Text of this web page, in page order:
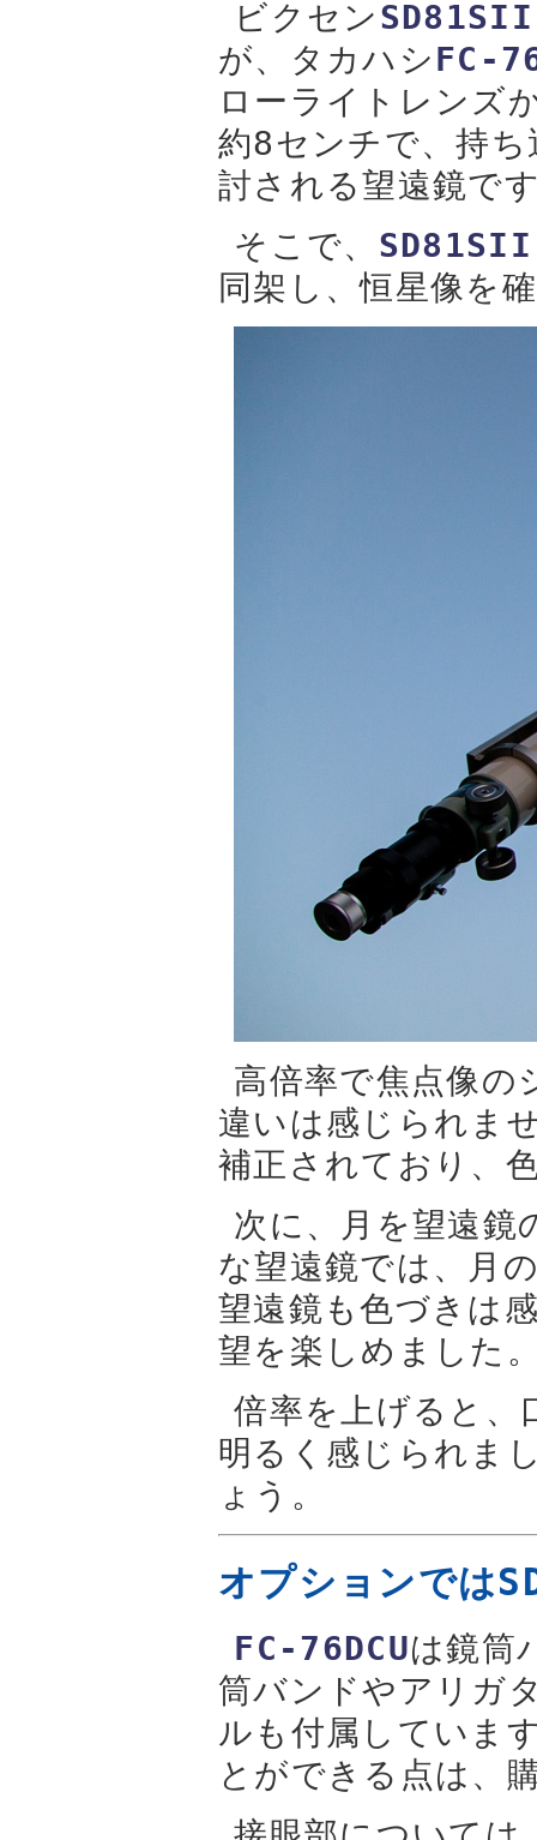
ビクセンSD81SII
が、タカハシFC-
ローライトレンズ
約8センチで、持
討される望遠鏡で
そこで、 SD81SII
同架し、恒星像を
高倍率で焦点像の
違いは感じられま
補正されており、
次に、月を望遠鏡
な望遠鏡では、月
望遠鏡も色づきは
望を楽しめました
倍率を上げると、
明るく感じられま
ょう。
オプションでは
FC-76DCUは鏡筒
筒バンドやアリガ
ルも付属していま
とができる点は、